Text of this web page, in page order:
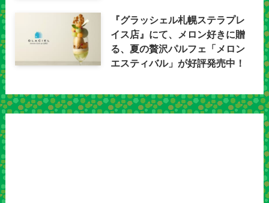
『グラッシェル札幌ステラプレ
イス店』にて、メロン好きに贈
る、夏の贅沢パルフェ「メロン
エスティバル」が好評発売中！